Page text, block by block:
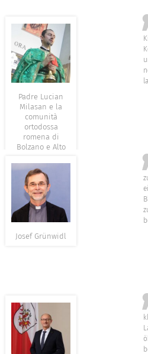
Padre Lucian
Milasan e la
comunità
ortodossa
romena di
Bolzano e Alto
Josef Grünwidl